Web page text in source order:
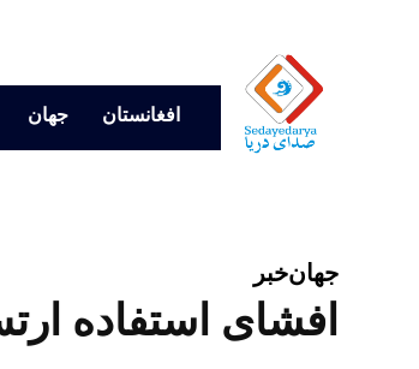
افغانستان جهان
جهانخبر
افشای استفاده